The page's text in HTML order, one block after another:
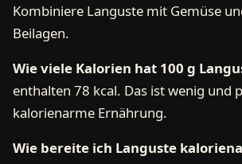
Kombiniere Languste mit Gemüse
Beilagen.
Wie viele Kalorien hat 100 g
enthalten 78 kcal. Das ist wenig und
kalorienarme Ernährung.
Wie bereite ich Languste